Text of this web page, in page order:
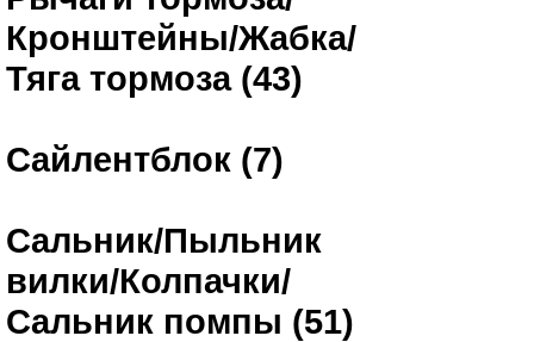
Кронштейны/Жабка/
Тяга тормоза (43)
Сайлентблок (7)
Сальник/Пыльник
вилки/Колпачки/
Сальник помпы (51)